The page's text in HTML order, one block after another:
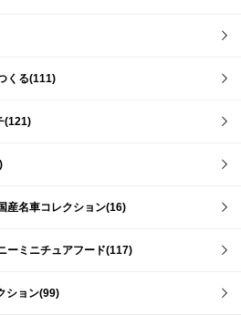
くる(111)
(121)
産名車コレクション(16)
ーミニチュアフード(117)
ション(99)